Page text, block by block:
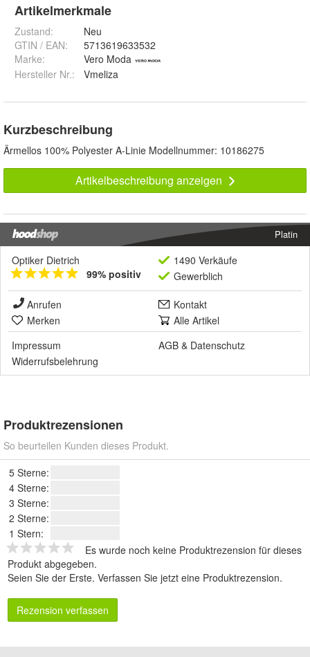
Artikelmerkmale
Zustand:
Neu
GTIN / EAN:
5713619633532
Marke:
Vero Moda
Hersteller Nr.:
Vmeliza
Kurzbeschreibung
Ärmellos 100% Polyester A-Linie Modellnummer: 10186275
Artikelbeschreibung anzeigen
Platin
Optiker Dietrich
99% positiv
1490 Verkäufe
Gewerblich
Anrufen
Kontakt
Merken
Alle Artikel
Impressum
AGB & Datenschutz
Widerrufsbelehrung
Produktrezensionen
So beurteilen Kunden dieses Produkt.
5 Sterne:
4 Sterne:
3 Sterne:
2 Sterne:
1 Stern:
Es wurde noch keine Produktrezension für dieses
Produkt abgegeben.
Seien Sie der Erste. Verfassen Sie jetzt eine Produktrezension.
Rezension verfassen